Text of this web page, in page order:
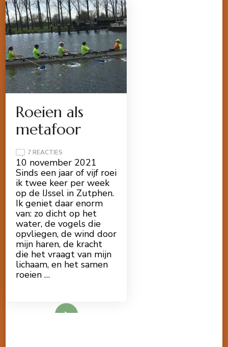
Roeien als
metafoor
7 REACTIES
ROEIEN
ALS
METAFOOR
10 november 2021
Sinds een jaar of vijf roei
ik twee keer per week
op de IJssel in Zutphen.
Ik geniet daar enorm
van: zo dicht op het
water, de vogels die
opvliegen, de wind door
mijn haren, de kracht
die het vraagt van mijn
lichaam, en het samen
roeien …